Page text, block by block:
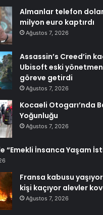
Almanlar telefon
milyon euro kaptırdı
Ağustos 7, 2026
Assassin’s Creed’in
Ubisoft eski
göreve getirdi
Ağustos 7, 2026
Kocaeli Otogarı’nda
Yoğunluğu
Ağustos 7, 2026
“Emekli İnsanca Yaşam
Fransa kabusu
kişi kaçıyor alevler
Ağustos 7, 2026